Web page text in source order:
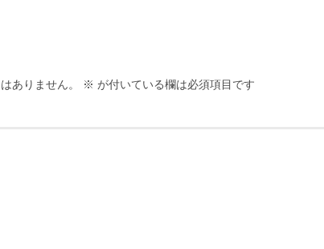
ありません。 ※ が付いている欄は必須項目です